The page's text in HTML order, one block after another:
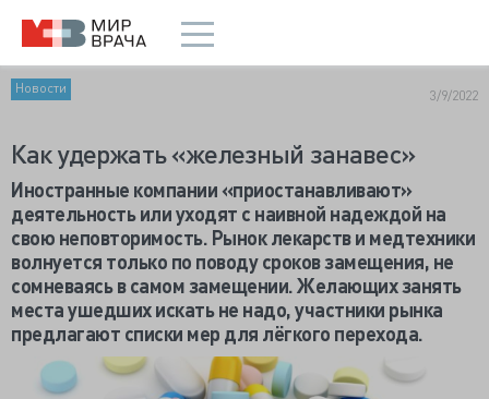
Новости 3/9/2022
Как удержать «железный занавес»
Иностранные компании «приостанавливают»
деятельность или уходят с наивной надеждой на
свою неповторимость. Рынок лекарств и медтехники
волнуется только по поводу сроков замещения, не
сомневаясь в самом замещении. Желающих занять
места ушедших искать не надо, участники рынка
предлагают списки мер для лёгкого перехода.